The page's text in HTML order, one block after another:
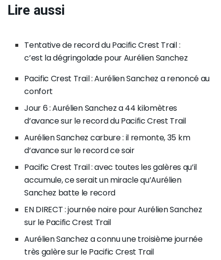
Lire aussi
Tentative de record du Pacific Crest Trail :
c’est la dégringolade pour Aurélien Sanchez
Pacific Crest Trail : Aurélien Sanchez a renoncé au
confort
Jour 6 : Aurélien Sanchez a 44 kilomètres
d’avance sur le record du Pacific Crest Trail
Aurélien Sanchez carbure : il remonte, 35 km
d’avance sur le record ce soir
Pacific Crest Trail : avec toutes les galères qu’il
accumule, ce serait un miracle qu’Aurélien
Sanchez batte le record
EN DIRECT : journée noire pour Aurélien Sanchez
sur le Pacific Crest Trail
Aurélien Sanchez a connu une troisième journée
très galère sur le Pacific Crest Trail